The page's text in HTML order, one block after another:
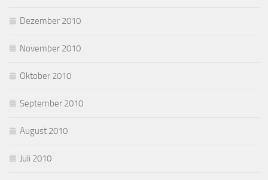
Dezember 2010
November 2010
Oktober 2010
September 2010
August 2010
Juli 2010